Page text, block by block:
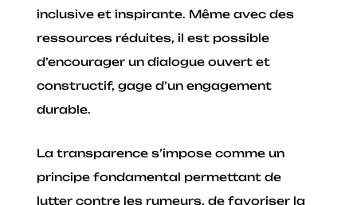
inclusive et inspirante. Même avec des
ressources réduites, il est possible
d’encourager un dialogue ouvert et
constructif, gage d’un engagement
durable.
La transparence s’impose comme un
principe fondamental permettant de
lutter contre les rumeurs, de favoriser la